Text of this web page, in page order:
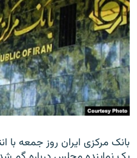
بانک مرکزی ایران روز جمعه با